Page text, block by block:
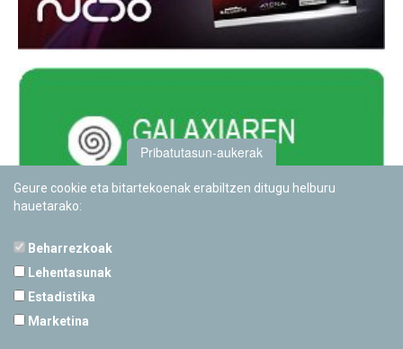
Pribatutasun-aukerak
Geure cookie eta bitartekoenak erabiltzen ditugu helburu
hauetarako:
Beharrezkoak
Lehentasunak
Estadistika
Marketina